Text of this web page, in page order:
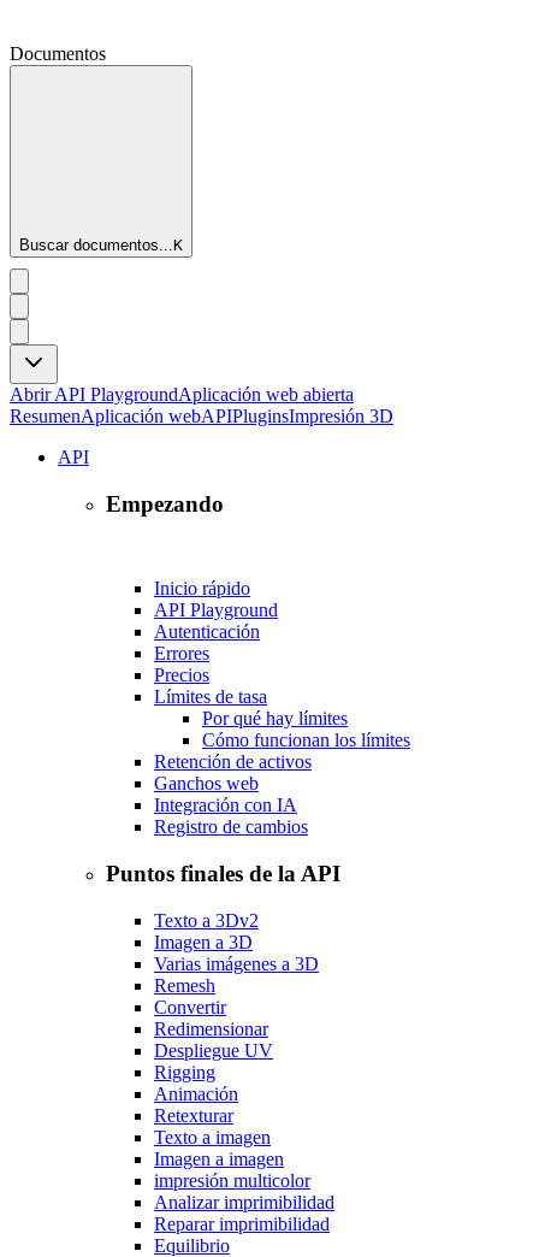
Documentos
Buscar documentos...K
Abrir API PlaygroundAplicación web abierta
ResumenAplicación webAPIPluginsImpresión 3D
API
Empezando
Inicio rápido
API Playground
Autenticación
Errores
Precios
Límites de tasa
Por qué hay límites
Cómo funcionan los límites
Retención de activos
Ganchos web
Integración con IA
Registro de cambios
Puntos finales de la API
Texto a 3Dv2
Imagen a 3D
Varias imágenes a 3D
Remesh
Convertir
Redimensionar
Despliegue UV
Rigging
Animación
Retexturar
Texto a imagen
Imagen a imagen
impresión multicolor
Analizar imprimibilidad
Reparar imprimibilidad
Equilibrio